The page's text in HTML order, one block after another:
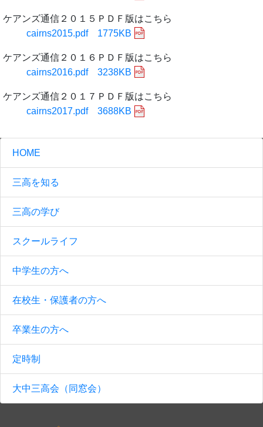
ケアンズ通信２０１５ＰＤＦ版はこちら
cairns2015.pdf 1775KB
ケアンズ通信２０１６ＰＤＦ版はこちら
cairns2016.pdf 3238KB
ケアンズ通信２０１７ＰＤＦ版はこちら
cairns2017.pdf 3688KB
HOME
三高を知る
三高の学び
スクールライフ
中学生の方へ
在校生・保護者の方へ
卒業生の方へ
定時制
大中三高会（同窓会）